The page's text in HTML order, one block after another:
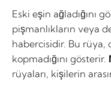
Eski eşin ağladığını
pişmanlıkların veya
habercisidir. Bu rüya,
kopmadığını gösterir.
rüyaları, kişilerin